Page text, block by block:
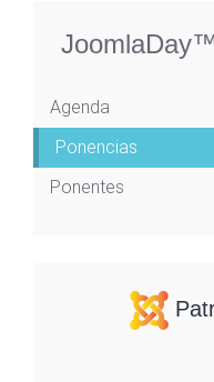
Agenda
Ponencias
Ponentes